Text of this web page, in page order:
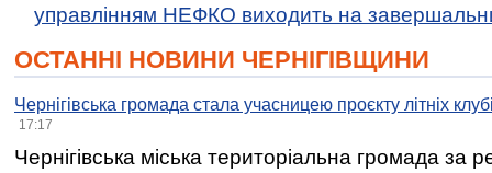
управлінням НЕФКО виходить на
ОСТАННІ НОВИНИ ЧЕРНІГІВЩИНИ
Чернігівська громада стала учасницею проєкту літніх
17:17
Чернігівська міська територіальна громада за